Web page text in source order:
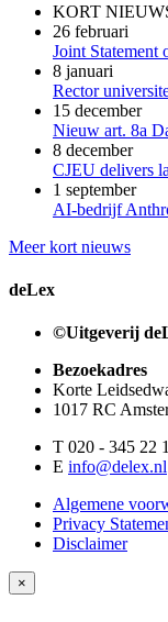
KORT
26 februari
Joint Statement
8 januari
Rector
15 december
Nieuw art. 8a
8 december
CJEU delivers
1 september
AI-bedrijf
Meer kort nieuws
deLex
©Uitgeverij
Bezoekadres
Korte
1017 RC
T 020 - 345 22
E info@delex.nl
Algemene
Privacy
Disclaimer
×